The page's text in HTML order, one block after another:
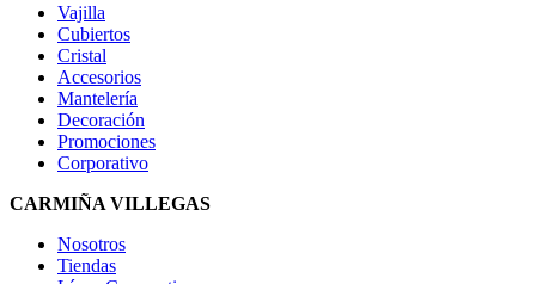
Vajilla
Cubiertos
Cristal
Accesorios
Mantelería
Decoración
Promociones
Corporativo
CARMIÑA VILLEGAS
Nosotros
Tiendas